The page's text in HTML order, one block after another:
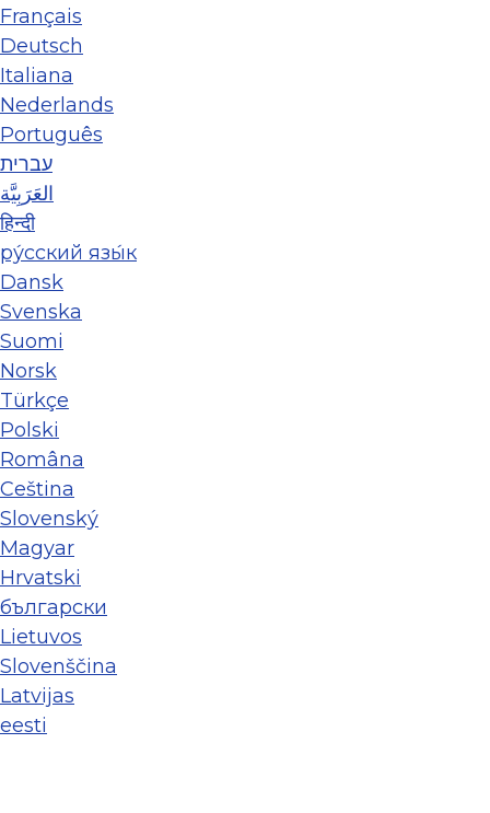
Français
Deutsch
Italiana
Nederlands
Português
עברית
العَرَبِيَّة
हिन्दी
ру́сский язы́к
Dansk
Svenska
Suomi
Norsk
Türkçe
Polski
Româna
Ceština
Slovenský
Magyar
Hrvatski
български
Lietuvos
Slovenščina
Latvijas
eesti